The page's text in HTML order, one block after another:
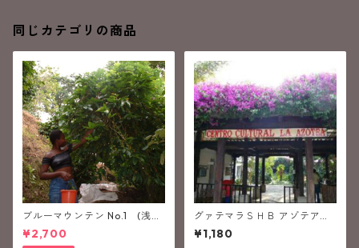
同じカテゴリの商品
ブルーマウンテン No.1 (浅煎
り）
¥2,700
グァテマラＳＨＢ アゾテア
(中深煎り）
¥1,180